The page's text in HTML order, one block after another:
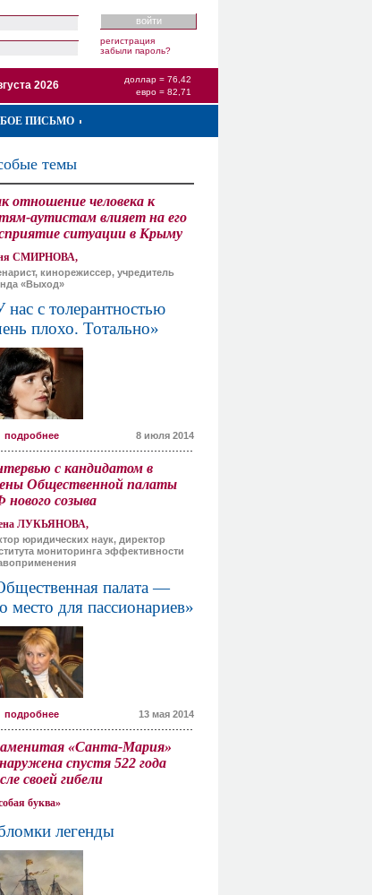
регистрация
забыли пароль?
доллар = 76,42
евро = 82,71
2026
ПИСЬМО
темы
отношение человека к
аутистам влияет на его
ситуации в Крыму
СМИРНОВА,
кинорежиссер, учредитель
«Выход»
нас с толерантностью
плохо. Тотально»
подробнее 8 июля 2014
с кандидатом в
Общественной палаты
нового созыва
ЛУКЬЯНОВА,
юридических наук, директор
мониторинга эффективности
палата —
место для пассионариев»
подробнее 13 мая 2014
«Санта-Мария»
спустя 522 года
своей гибели
буква»
легенды